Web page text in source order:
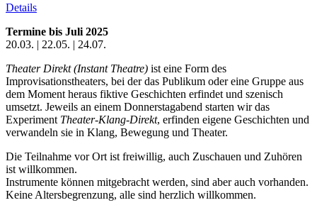
Details
Termine bis Juli 2025
20.03. | 22.05. | 24.07.
Theater Direkt (Instant Theatre) ist eine Form des
Improvisationstheaters, bei der das Publikum oder eine Gruppe aus
dem Moment heraus fiktive Geschichten erfindet und szenisch
umsetzt. Jeweils an einem Donnerstagabend starten wir das
Experiment Theater-Klang-Direkt, erfinden eigene Geschichten und
verwandeln sie in Klang, Bewegung und Theater.
Die Teilnahme vor Ort ist freiwillig, auch Zuschauen und Zuhören
ist willkommen.
Instrumente können mitgebracht werden, sind aber auch vorhanden.
Keine Altersbegrenzung, alle sind herzlich willkommen.